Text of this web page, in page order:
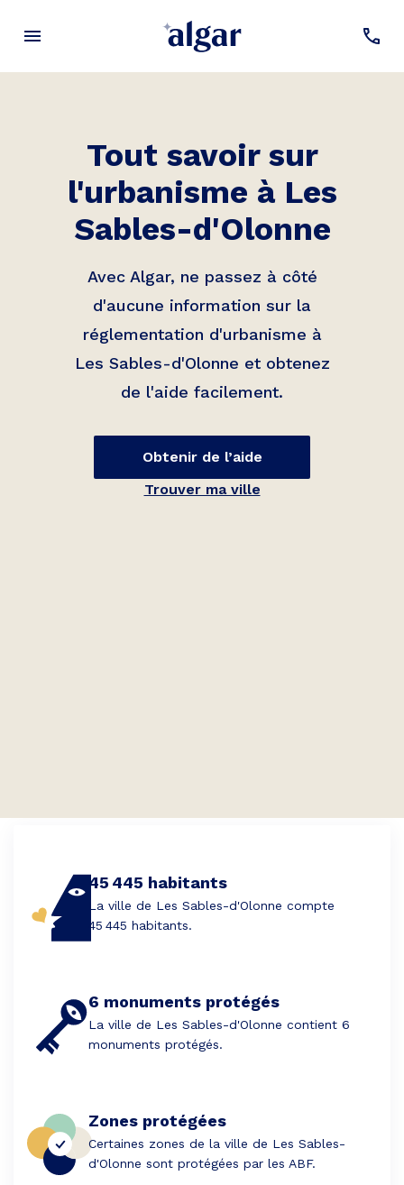
Tout savoir sur
l'urbanisme à Les
Sables-d'Olonne
Avec Algar, ne passez à côté
d'aucune information sur la
réglementation d'urbanisme à
Les Sables-d'Olonne et obtenez
de l'aide facilement.
Obtenir de l’aide
Trouver ma ville
45 445 habitants
La ville de Les Sables-d'Olonne compte
45 445 habitants.
6 monuments protégés
La ville de Les Sables-d'Olonne contient 6
monuments protégés.
Zones protégées
Certaines zones de la ville de Les Sables-
d'Olonne sont protégées par les ABF.